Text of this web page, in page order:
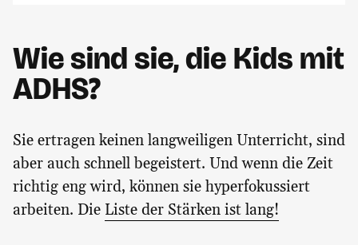
Wie sind sie, die Kids mit
ADHS?
Sie ertragen keinen langweiligen Unterricht, sind
aber auch schnell begeistert. Und wenn die Zeit
richtig eng wird, können sie hyperfokussiert
arbeiten. Die Liste der Stärken ist lang!